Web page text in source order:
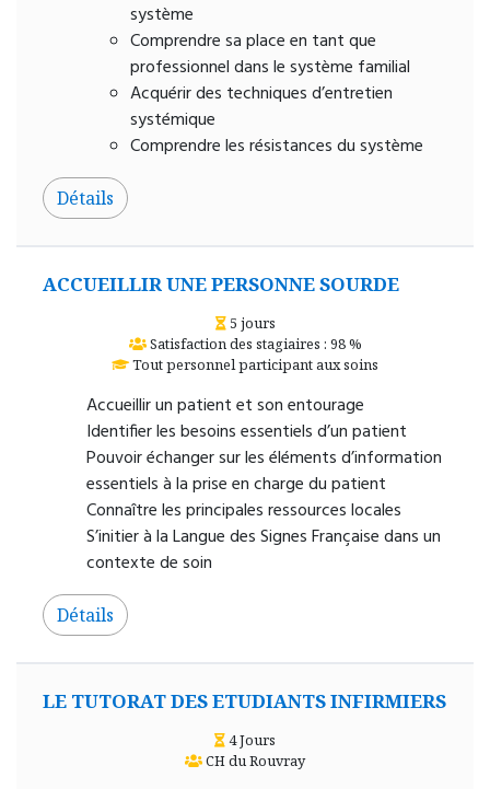
système
Comprendre sa place en tant que
professionnel dans le système familial
Acquérir des techniques d’entretien
systémique
Comprendre les résistances du système
Détails
ACCUEILLIR UNE PERSONNE SOURDE
5 jours
Satisfaction des stagiaires : 98 %
Tout personnel participant aux soins
Accueillir un patient et son entourage
Identifier les besoins essentiels d’un patient
Pouvoir échanger sur les éléments d’information
essentiels à la prise en charge du patient
Connaître les principales ressources locales
S’initier à la Langue des Signes Française dans un
contexte de soin
Détails
LE TUTORAT DES ETUDIANTS INFIRMIERS
4 Jours
CH du Rouvray